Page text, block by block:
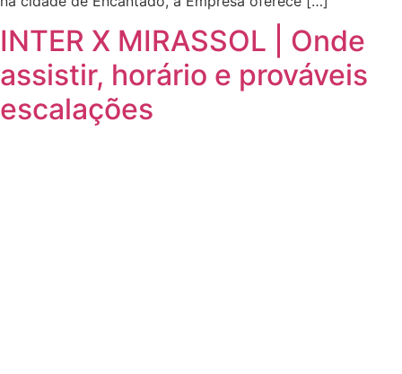
INTER X MIRASSOL | Onde
assistir, horário e prováveis
escalações